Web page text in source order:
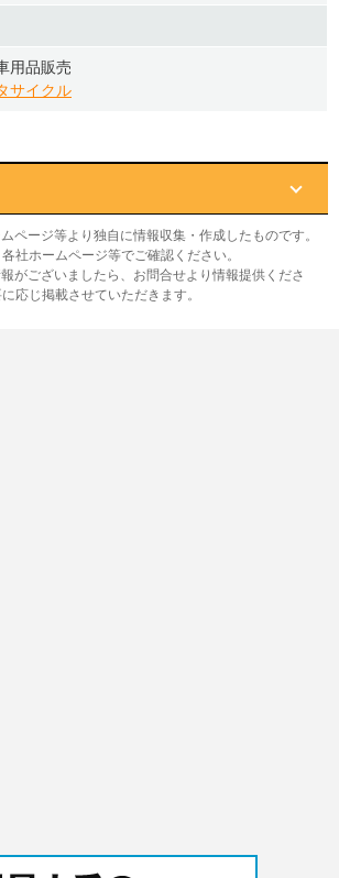
用品販売
サイクル
ページ等より独自に情報収集・作成したものです。
社ホームページ等でご確認ください。
がございましたら、お問合せより情報提供くださ
応じ掲載させていただきます。